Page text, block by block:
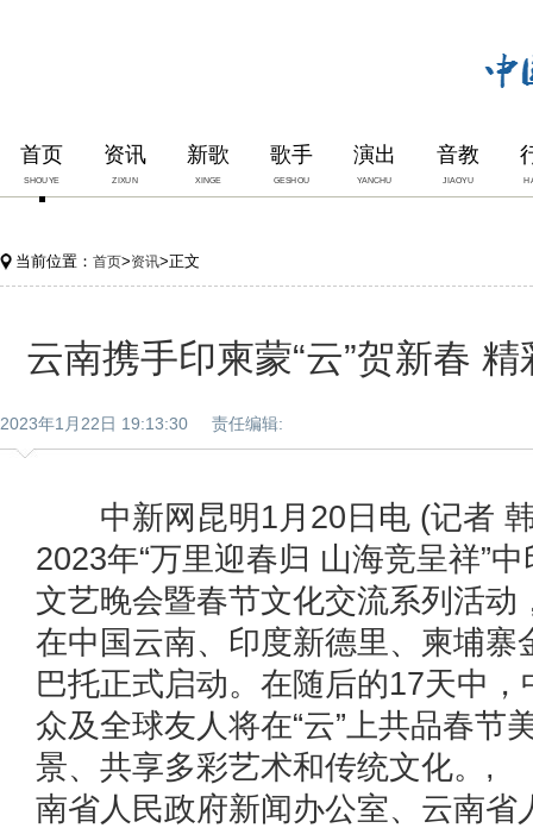
首页
SHOUYE
资讯
ZIXUN
新歌
XINGE
歌手
GESHOU
演出
YANCHU
音教
JIAOYU
当前位置： 首页>资讯>正文
云南携手印柬蒙“云”贺新春
2023年1月22日 19:13:30 责任编辑:
中新网昆明1月20日电 (记者
2023年“万里迎春归 山海竞呈祥”
文艺晚会暨春节文化交流系列活动
在中国云南、印度新德里、柬埔寨
巴托正式启动。在随后的17天中
众及全球友人将在“云”上共品春节
景、共享多彩艺术和传统文化
南省人民政府新闻办公室、云南省